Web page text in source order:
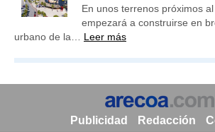
En unos terrenos próximos
empezará a construirse en
urbano de la… Leer más
Publicidad Redacción